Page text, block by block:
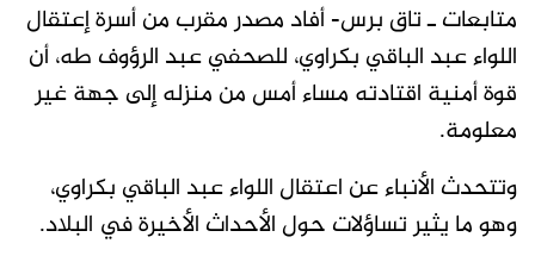
متابعات ـ تاق برس- أفاد مصدر مقرب من أسرة إعتقال
اللواء عبد الباقي بكراوي، للصحفي عبد الرؤوف طه، أن
قوة أمنية اقتادته مساء أمس من منزله إلى جهة غير
معلومة.
وتتحدث الأنباء عن اعتقال اللواء عبد الباقي بكراوي،
وهو ما يثير تساؤلات حول الأحداث الأخيرة في البلاد.